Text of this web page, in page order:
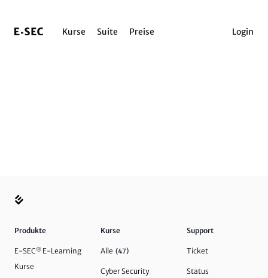
Kurse Suite Preise Login
Produkte
E-SEC® E-Learning
Kurse
Kurse
Alle (47)
Cyber Security
Support
Ticket
Status